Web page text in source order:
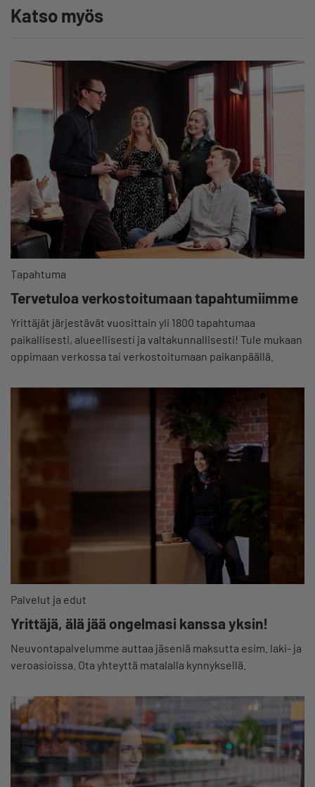
Katso myös
Tapahtuma
Tervetuloa verkostoitumaan tapahtumiimme
Yrittäjät järjestävät vuosittain yli 1800 tapahtumaa
paikallisesti, alueellisesti ja valtakunnallisesti! Tule mukaan
oppimaan verkossa tai verkostoitumaan paikanpäällä.
Palvelut ja edut
Yrittäjä, älä jää ongelmasi kanssa yksin!
Neuvontapalvelumme auttaa jäseniä maksutta esim. laki- ja
veroasioissa. Ota yhteyttä matalalla kynnyksellä.